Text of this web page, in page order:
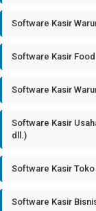
Software Kasir
Software Kasir
Software Kasir
Software Kasir
dll.)
Software Kasir
Software Kasir